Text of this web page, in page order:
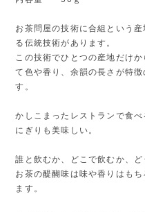
お茶問屋の技術に合組という
る伝統技術があります。
この技術でひとつの産地だけ
て色や香り、余韻の長さが特
す。
かしこまったレストランで食
にぎりも美味しい。
誰と飲むか、どこで飲むか、ど
お茶の醍醐味は味や香りはも
ます。